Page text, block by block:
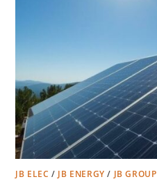
JB ELEC / JB ENERGY / JB GROUP